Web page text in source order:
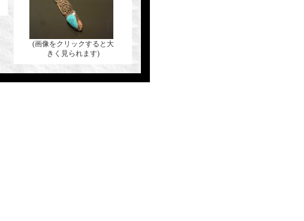
(画像をクリックすると大
きく見られます)